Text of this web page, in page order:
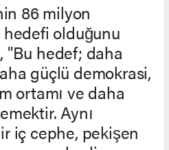
86 milyon
olduğunu
"Bu hedef; daha
güçlü demokrasi,
ortamı ve daha
Aynı
iç cephe, pekişen